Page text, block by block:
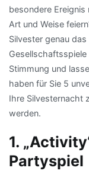
besondere
Art und Weise
Silvester genau
Stimmung und
haben für Sie 5
Ihre Silvesternacht
werden.
1.
Partyspiel